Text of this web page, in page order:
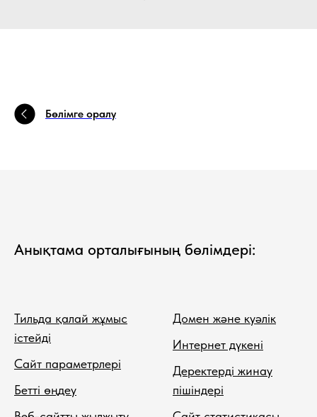
Бөлімге оралу
Анықтама орталығының бөлімдері:
Тильда қалай жұмыс
істейді
Сайт параметрлері
Бетті өңдеу
Домен және куәлік
Интернет дүкені
Деректерді жинау
пішіндері